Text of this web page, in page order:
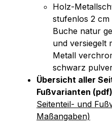
Holz-
stufenlos 2
Buche natur
und versiegelt
Metall
schwarz
Übersicht aller
Fußvarianten
Seitenteil- und
Maßangaben)